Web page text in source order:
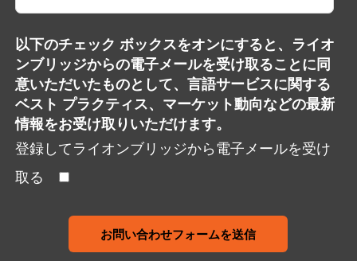
以下のチェック ボックスをオンにすると、ライオ
ンブリッジからの電子メールを受け取ることに同
意いただいたものとして、言語サービスに関する
ベスト プラクティス、マーケット動向などの最新
情報をお受け取りいただけます。
登録してライオンブリッジから電子メールを受け
取る
お問い合わせフォームを送信